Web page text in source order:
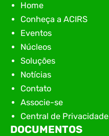
Home
Conheça a ACIRS
Eventos
Núcleos
Soluções
Notícias
Contato
Associe-se
Central de Privacidade
DOCUMENTOS